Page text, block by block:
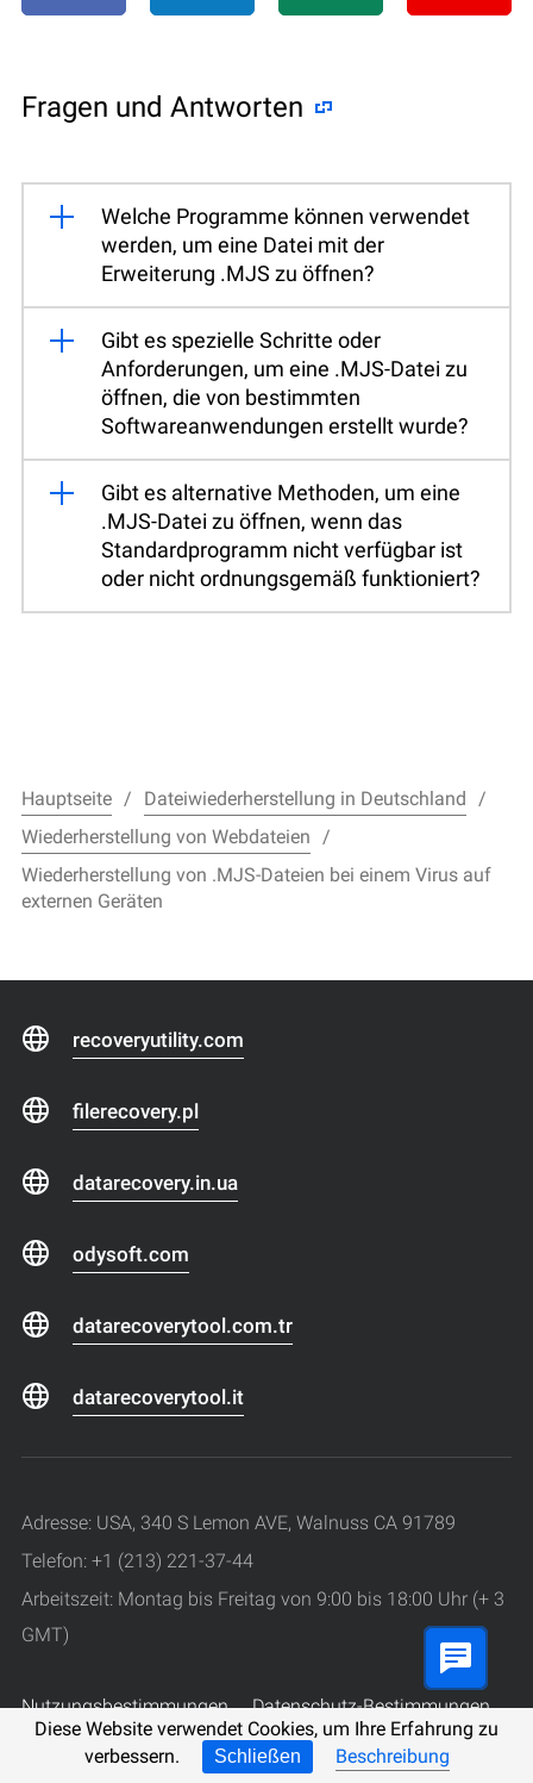
Fragen und Antworten
Welche Programme können verwendet
werden, um eine Datei mit der
Erweiterung .MJS zu öffnen?
Gibt es spezielle Schritte oder
Anforderungen, um eine .MJS-Datei zu
öffnen, die von bestimmten
Softwareanwendungen erstellt wurde?
Gibt es alternative Methoden, um eine
.MJS-Datei zu öffnen, wenn das
Standardprogramm nicht verfügbar ist
oder nicht ordnungsgemäß funktioniert?
Diese Website verwendet Cookies, um Ihre Erfahrung zu
verbessern.
Schließen Beschreibung
Hauptseite
Dateiwiederherstellung in Deutschland
Wiederherstellung von Webdateien
Wiederherstellung von .MJS-Dateien bei einem Virus auf
externen Geräten
recoveryutility.com
filerecovery.pl
datarecovery.in.ua
odysoft.com
datarecoverytool.com.tr
datarecoverytool.it
Adresse: USA, 340 S Lemon AVE, Walnuss CA 91789
Telefon: +1 (213) 221-37-44
Arbeitszeit: Montag bis Freitag von 9:00 bis 18:00 Uhr (+ 3
GMT)
Nutzungsbestimmungen
Datenschutz-Bestimmungen
© 2008 - 2026 Hetman Software.